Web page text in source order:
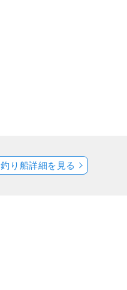
釣り船詳細を見る